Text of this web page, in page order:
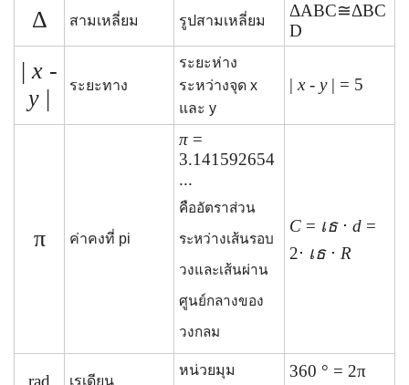
Δ สามเหลี่ยม รูปสามเหลี่ยม
ΔABC≅ΔBC
D
|x -
y | ระยะทาง
ระยะห่าง
ระหว่างจุด x
และ y
| x- y| = 5
π ค่าคงที่ pi
π =
3.141592654
...
คืออัตราส่วน
ระหว่างเส้นรอบ
วงและเส้นผ่าน
ศูนย์กลางของ
วงกลม
C = เธ⋅ d =
2⋅ เธ⋅ R
rad เรเดียน
หน่วยมุม
360 ° = 2π